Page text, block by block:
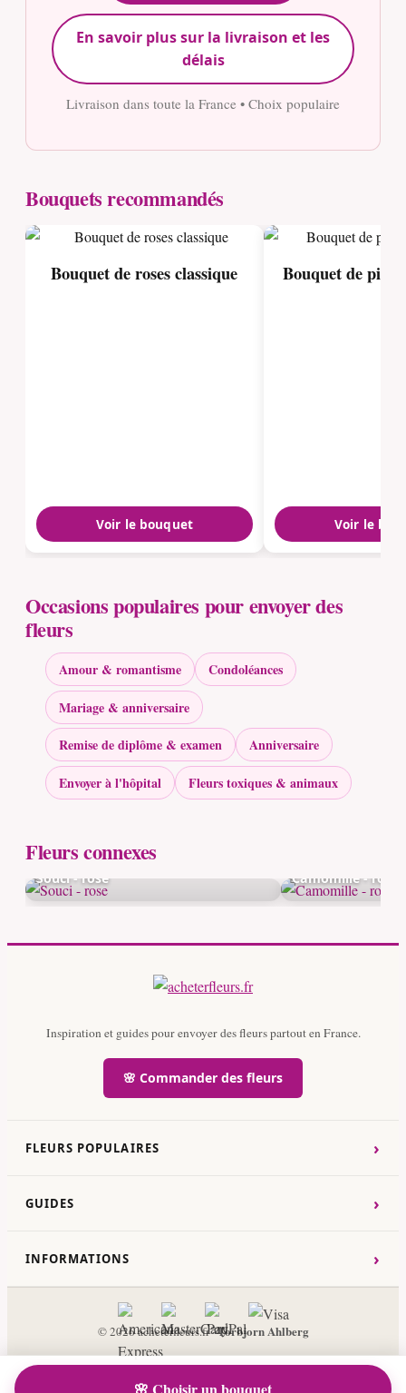
En savoir plus sur la livraison et les
délais
Livraison dans toute la France • Choix populaire
Bouquets recommandés
Bouquet de roses classique
Voir le bouquet
Bouquet de
Voir le
Occasions populaires pour envoyer des
fleurs
Amour & romantisme
Condoléances
Mariage & anniversaire
Remise de diplôme & examen
Anniversaire
Envoyer à l'hôpital
Fleurs toxiques & animaux
Fleurs connexes
Souci - rose Camomille - rose
Inspiration et guides pour envoyer des fleurs partout en France.
🌸 Commander des fleurs
FLEURS POPULAIRES ›
GUIDES ›
INFORMATIONS ›
© 2026 acheterfleurs.fr ·Torbjorn Ahlberg